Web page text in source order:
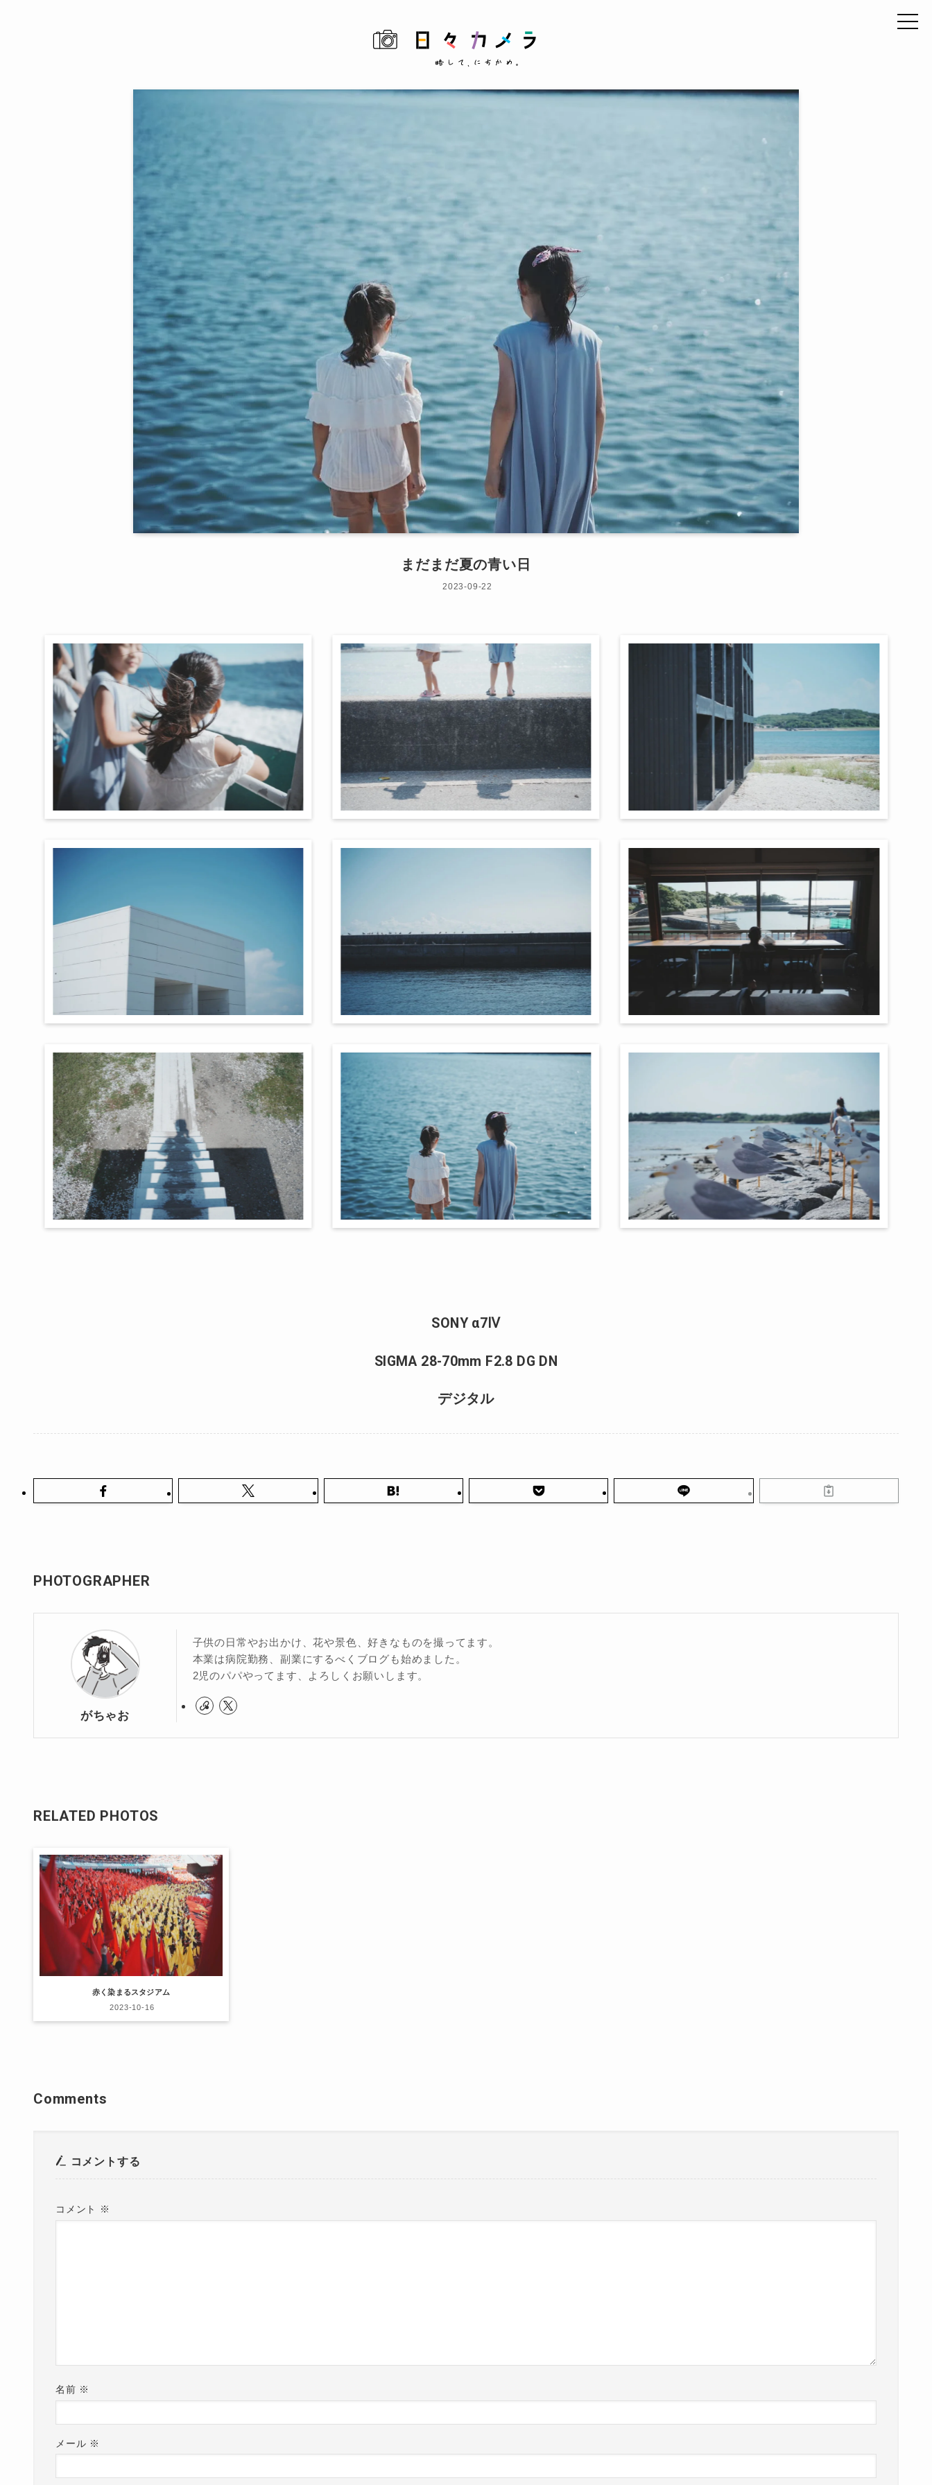
まだまだ夏の青い日
2023-09-22
SONY α7Ⅳ
SIGMA 28-70mm F2.8 DG DN
デジタル
PHOTOGRAPHER
がちゃお
子供の日常やお出かけ、花や景色、好きなものを撮ってます。
本業は病院勤務、副業にするべくブログも始めました。
2児のパパやってます、よろしくお願いします。
RELATED PHOTOS
赤く染まるスタジアム
2023-10-16
Comments
コメントする
コメント ※
名前 ※
メール ※